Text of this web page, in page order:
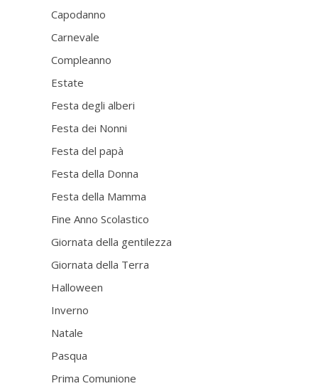
Capodanno
Carnevale
Compleanno
Estate
Festa degli alberi
Festa dei Nonni
Festa del papà
Festa della Donna
Festa della Mamma
Fine Anno Scolastico
Giornata della gentilezza
Giornata della Terra
Halloween
Inverno
Natale
Pasqua
Prima Comunione